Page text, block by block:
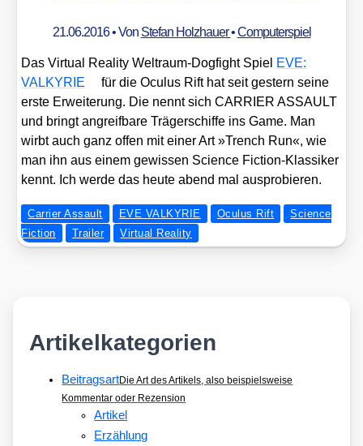
21.06.2016• Von Stefan Holzhauer•Computerspiel
Das Vir­tu­al Rea­li­ty Welt­raum-Dog­fight Spiel EVE:
VALKYRIE
für die Ocu­lus Rift hat seit ges­tern sei­ne
ers­te Erwei­te­rung. Die nennt sich CARRIER ASSAULT
und bringt angreif­ba­re Trä­ger­schif­fe ins Game. Man
wirbt auch ganz offen mit einer Art »Trench Run«, wie
man ihn aus einem gewis­sen Sci­ence Fic­tion-Klas­si­ker
kennt. Ich wer­de das heu­te abend mal aus­pro­bie­ren.
Carrier Assault EVE VALKYRIE Oculus Rift
Science
Fiction
Trailer Virtual Reality
Artikelkategorien
BeitragsartDie Art des Artikels, also beispielsweise
Kommentar oder Rezension
Artikel
Erzählung